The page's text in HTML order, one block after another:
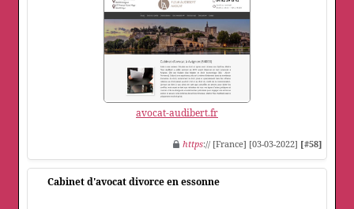
avocat-audibert.fr
https:// [France] [03-03-2022] [#58]
Cabinet d'avocat divorce en essonne